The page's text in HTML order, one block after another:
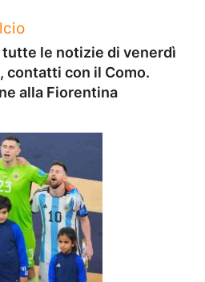
le notizie di venerdì
contatti con il Como.
alla Fiorentina